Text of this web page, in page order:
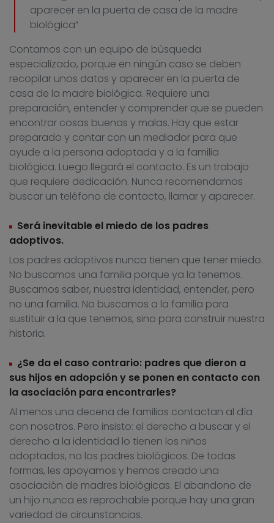
aparecer en la puerta de casa de la madre
biológica”
Contamos con un equipo de búsqueda
especializado, porque en ningún caso se deben
recopilar unos datos y aparecer en la puerta de
casa de la madre biológica. Requiere una
preparación, entender y comprender que se pueden
encontrar cosas buenas y malas. Hay que estar
preparado y contar con un mediador para que
ayude a la persona adoptada y a la familia
biológica. Luego llegará el contacto. Es un trabajo
que requiere dedicación. Nunca recomendamos
buscar un teléfono de contacto, llamar y aparecer.
Será inevitable el miedo de los padres
adoptivos.
Los padres adoptivos nunca tienen que tener miedo.
No buscamos una familia porque ya la tenemos.
Buscamos saber, nuestra identidad, entender, pero
no una familia. No buscamos a la familia para
sustituir a la que tenemos, sino para construir nuestra
historia.
¿Se da el caso contrario: padres que dieron a
sus hijos en adopción y se ponen en contacto con
la asociación para encontrarles?
Al menos una decena de familias contactan al día
con nosotros. Pero insisto: el derecho a buscar y el
derecho a la identidad lo tienen los niños
adoptados, no los padres biológicos. De todas
formas, les apoyamos y hemos creado una
asociación de madres biológicas. El abandono de
un hijo nunca es reprochable porque hay una gran
variedad de circunstancias.